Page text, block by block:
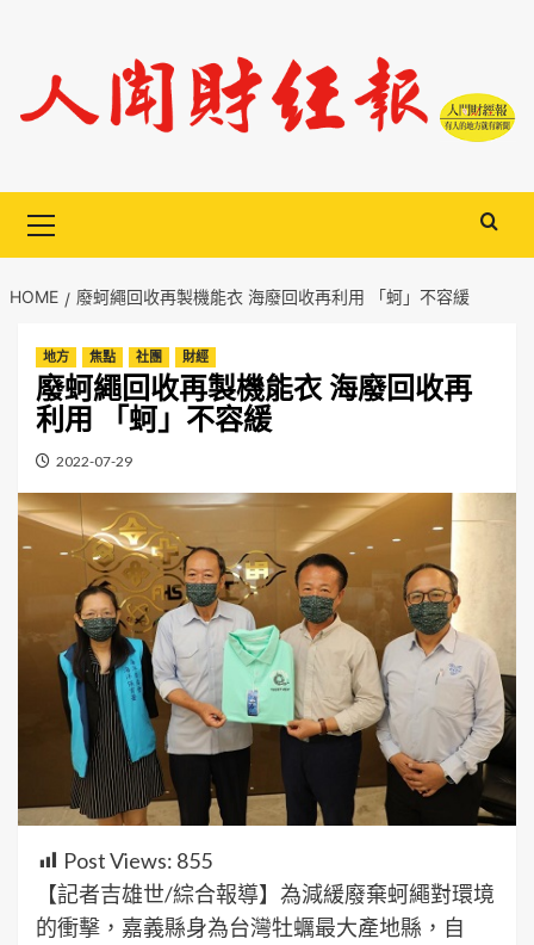
content
Menu
HOME 廢蚵繩回收再製機能衣 海廢回收再利用 「蚵」不容緩
地方 焦點 社團 財經
廢蚵繩回收再製機能衣 海廢回收再
利用 「蚵」不容緩
2022-07-29
Post Views: 855
【記者吉雄世/綜合報導】為減緩廢棄蚵繩對環境
的衝擊，嘉義縣身為台灣牡蠣最大產地縣，自